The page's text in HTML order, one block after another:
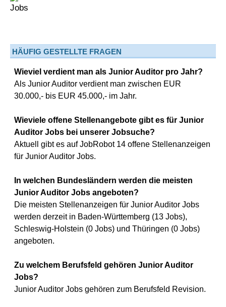
HÄUFIG GESTELLTE FRAGEN
Wieviel verdient man als Junior Auditor pro Jahr?
Als Junior Auditor verdient man zwischen EUR
30.000,- bis EUR 45.000,- im Jahr.
Wieviele offene Stellenangebote gibt es für Junior
Auditor Jobs bei unserer Jobsuche?
Aktuell gibt es auf JobRobot 14 offene Stellenanzeigen
für Junior Auditor Jobs.
In welchen Bundesländern werden die meisten
Junior Auditor Jobs angeboten?
Die meisten Stellenanzeigen für Junior Auditor Jobs
werden derzeit in Baden-Württemberg (13 Jobs),
Schleswig-Holstein (0 Jobs) und Thüringen (0 Jobs)
angeboten.
Zu welchem Berufsfeld gehören Junior Auditor
Jobs?
Junior Auditor Jobs gehören zum Berufsfeld Revision.